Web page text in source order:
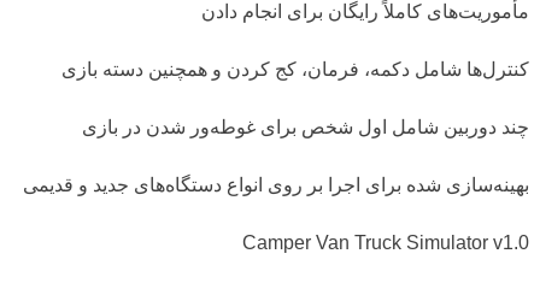
مأموریت‌های کاملاً رایگان برای انجام دادن
کنترل‌ها شامل دکمه، فرمان، کج کردن و همچنین دسته بازی
چند دوربین شامل اول شخص برای غوطه‌ور شدن در بازی
بهینه‌سازی شده برای اجرا بر روی انواع دستگاه‌های جدید و قدیمی
Camper Van Truck Simulator v1.0